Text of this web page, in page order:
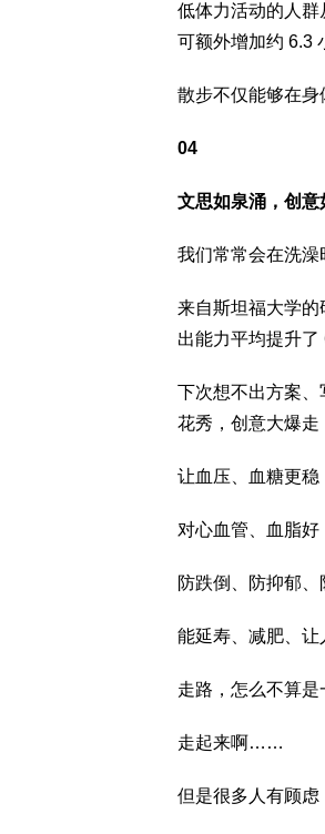
低体力活动的人群
可额外增加约 6.3
散步不仅能够在身
04
文思如泉涌，创意
我们常常会在洗澡
来自斯坦福大学
出能力平均提升了
下次想不出方案
花秀，创意大爆走
让血压、血糖更稳
对心血管、血脂好
防跌倒、防抑郁、
能延寿、减肥、让
走路，怎么不算是
走起来啊……
但是很多人有顾虑